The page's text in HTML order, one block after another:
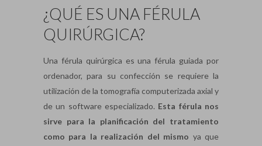
¿QUÉ ES UNA FÉRULA
QUIRÚRGICA?
Una férula quirúrgica es una férula guiada por
ordenador, para su confección se requiere la
utilización de la tomografía computerizada axial y
de un software especializado. Esta férula nos
sirve para la planificación del tratamiento
como para la realización del mismo ya que